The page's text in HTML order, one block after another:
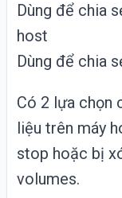
Dùng để chia
host
Dùng để chia
Có 2 lựa chọn
liệu trên máy
stop hoặc bị
volumes.